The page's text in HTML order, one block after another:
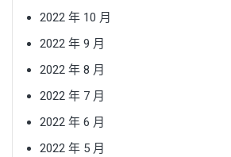
2022 年 10 月
2022 年 9 月
2022 年 8 月
2022 年 7 月
2022 年 6 月
2022 年 5 月